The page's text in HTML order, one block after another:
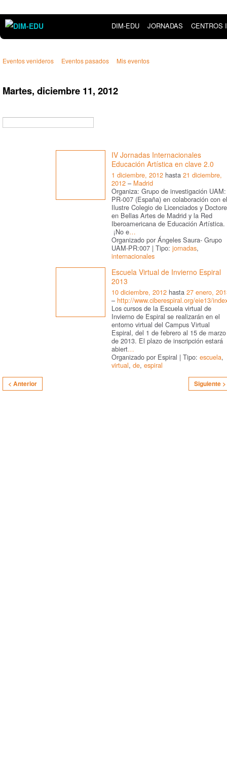
DIM-EDU JORNADAS CENTROS
Eventos venideros Eventos pasados Mis eventos
Martes, diciembre 11, 2012
IV Jornadas Internacionales
Educación Artística en clave 2.0
1 diciembre, 2012 hasta 21 diciembre,
2012 – Madrid
Organiza: Grupo de investigación UAM:
PR-007 (España) en colaboración con el
Ilustre Colegio de Licenciados y
en Bellas Artes de Madrid y la Red
Iberoamericana de Educación Artística.
¡No e…
Organizado por Ángeles Saura- Grupo
UAM-PR:007 | Tipo: jornadas,
internacionales
Escuela Virtual de Invierno Espiral
2013
10 diciembre, 2012 hasta 27 enero,
– http://www.ciberespiral.org/eie13/
Los cursos de la Escuela virtual de
Invierno de Espiral se realizarán en el
entorno virtual del Campus Virtual
Espiral, del 1 de febrero al 15 de marzo
de 2013. El plazo de inscripción estará
abiert…
Organizado por Espiral | Tipo: escuela,
virtual, de, espiral
< Anterior Siguiente >